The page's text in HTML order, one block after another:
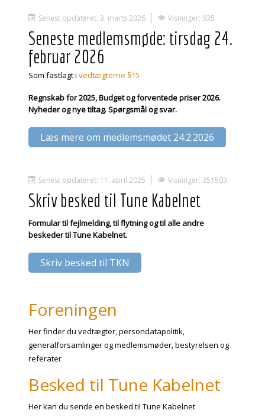
Senest opdateret: 3. marts 2026 Visninger: 935
Seneste medlemsmøde: tirsdag 24.
februar 2026
Som fastlagt i vedtægterne §15
Regnskab for 2025, Budget og forventede priser 2026.
Nyheder og nye tiltag. Spørgsmål og svar.
Læs mere om medlemsmødet 24.2.2026
Senest opdateret: 11. april 2025 Visninger: 351503
Skriv besked til Tune Kabelnet
Formular til fejlmelding, til flytning og til alle andre
beskeder til Tune Kabelnet.
Skriv besked til TKN
Foreningen
Her finder du vedtægter, persondatapolitik,
generalforsamlinger og medlemsmøder, bestyrelsen og
referater
Besked til Tune Kabelnet
Her kan du sende en besked til Tune Kabelnet